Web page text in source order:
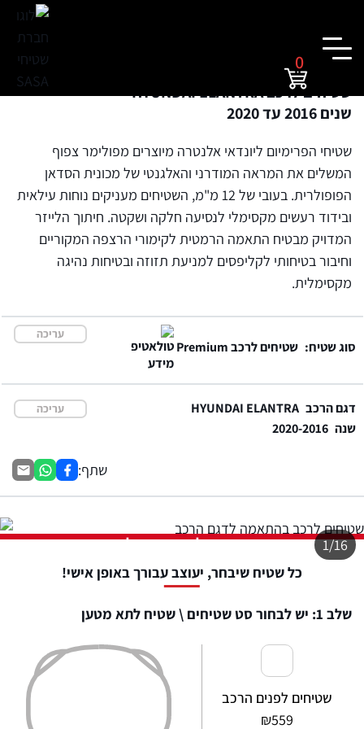
0
שטיחים לרכב HYUNDAI ELANTRA
שנים 2016 עד 2020
שטיחי הפרימיום ליונדאי אלנטרה מיוצרים מפולימר צפוף
המשלים את המראה המודרני והאלגנטי של מכונית הסדאן
הפופולרית. בעובי של 12 מ"מ, השטיחים מעניקים נוחות עילאית
ובידוד רעשים מקסימלי לנסיעה חלקה ושקטה. חיתוך הלייזר
המדויק מבטיח התאמה הרמטית לקימורי הרצפה המקוריים
וחיבור בטיחותי לקליפסים למניעת תזוזה ובטיחות נהיגה
מקסימלית.
סוג שטיח: שטיחים לרכב Premium
עריכה
דגם הרכב HYUNDAI ELANTRA
שנה 2020-2016
עריכה
שתף:
1/16 התמונה להמחשה בלבד
כל שטיח שיבחר, יעוצב עבורך באופן אישי!
שלב 1: יש לבחור סט שטיחים \ שטיח לתא מטען
שטיחים לפנים הרכב
₪559